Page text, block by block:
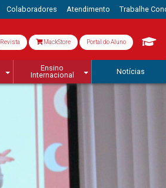
Colaboradores Atendimento Trabalhe
Revista MackStore Portal do Aluno
Ensino
Internacional
Notícias